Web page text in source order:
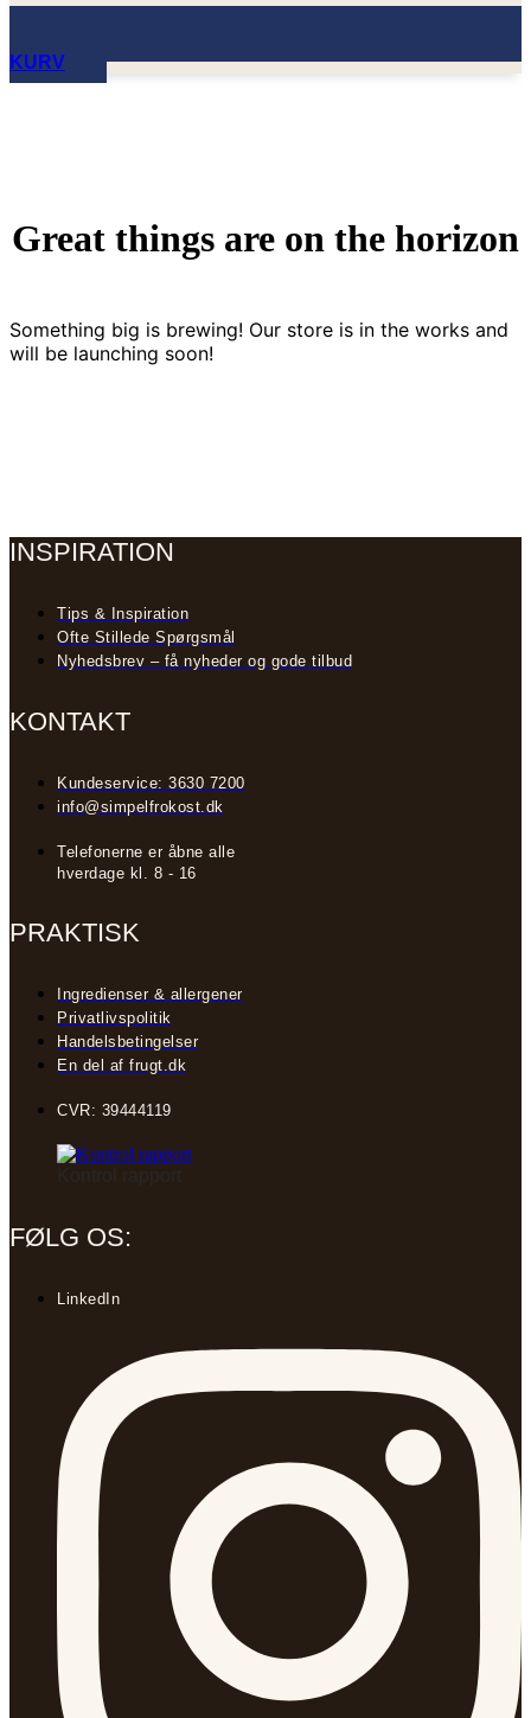
KURV
Great things are on the horizon
Something big is brewing! Our store is in the works and
will be launching soon!
INSPIRATION
Tips & Inspiration
Ofte Stillede Spørgsmål
Nyhedsbrev – få nyheder og gode tilbud
KONTAKT
Kundeservice: 3630 7200
info@simpelfrokost.dk
Telefonerne er åbne alle
hverdage kl. 8 - 16
PRAKTISK
Ingredienser & allergener
Privatlivspolitik
Handelsbetingelser
En del af frugt.dk
CVR: 39444119
FØLG OS:
LinkedIn